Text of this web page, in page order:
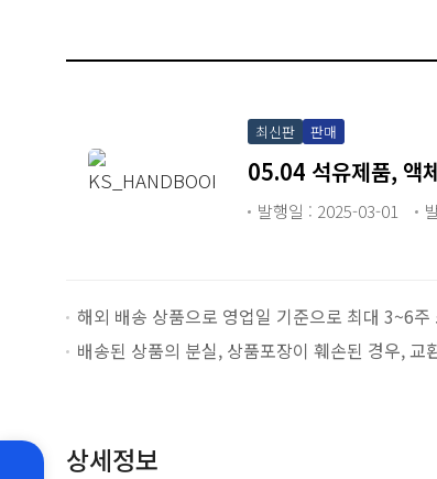
최신판 판매
05.04 석유제품,
발행일 : 2025-03-01
해외 배송 상품으로 영업일 기준으로 최대 3~6
배송된 상품의 분실, 상품포장이 훼손된 경우, 교
상세정보